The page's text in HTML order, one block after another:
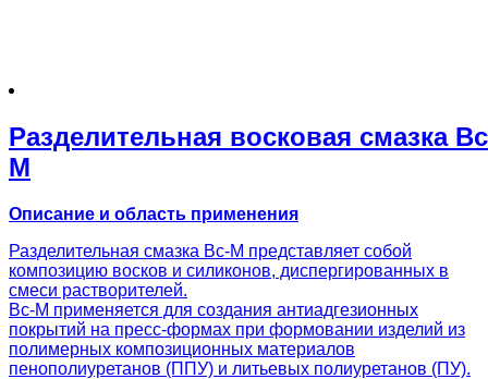
Разделительная восковая смазка
М
Описание и область применения
Разделительная смазка Вс-М представляет собой
композицию восков и силиконов, диспергированных в
смеси растворителей.
Вс-М применяется для создания антиадгезионных
покрытий на пресс-формах при формовании изделий из
полимерных композиционных материалов
пенополиуретанов (ППУ) и литьевых полиуретанов (ПУ).